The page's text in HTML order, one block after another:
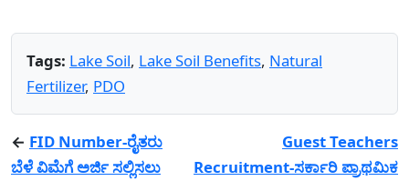
Tags: Lake Soil, Lake Soil Benefits, Natural
Fertilizer, PDO
← FID Number-ರೈತರು
ಬೆಳೆ ವಿಮೆಗೆ ಅರ್ಜಿ ಸಲ್ಲಿಸಲು
Guest Teachers
Recruitment-ಸರ್ಕಾರಿ ಪ್ರಾಥಮಿಕ